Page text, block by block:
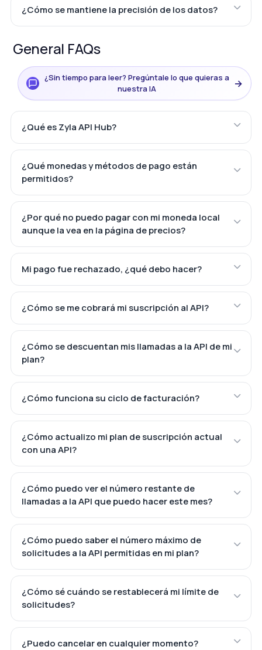
¿Cómo se mantiene la precisión de los datos?
General FAQs
¿Sin tiempo para leer? Pregúntale lo que quieras a
nuestra IA
→
¿Qué es Zyla API Hub?
¿Qué monedas y métodos de pago están
permitidos?
¿Por qué no puedo pagar con mi moneda local
aunque la vea en la página de precios?
Mi pago fue rechazado, ¿qué debo hacer?
¿Cómo se me cobrará mi suscripción al API?
¿Cómo se descuentan mis llamadas a la API de mi
plan?
¿Cómo funciona su ciclo de facturación?
¿Cómo actualizo mi plan de suscripción actual
con una API?
¿Cómo puedo ver el número restante de
llamadas a la API que puedo hacer este mes?
¿Cómo puedo saber el número máximo de
solicitudes a la API permitidas en mi plan?
¿Cómo sé cuándo se restablecerá mi límite de
solicitudes?
¿Puedo cancelar en cualquier momento?